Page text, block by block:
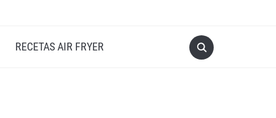
RECETAS AIR FRYER